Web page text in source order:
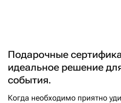
Подарочные
идеальное решение
события.
Когда необходимо приятно